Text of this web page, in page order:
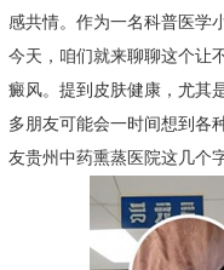
感共情。作为一名科普医学
今天，咱们就来聊聊这个
癜风。提到皮肤健康，尤其
多朋友可能会一时间想到各
友贵州中药熏蒸医院这几个